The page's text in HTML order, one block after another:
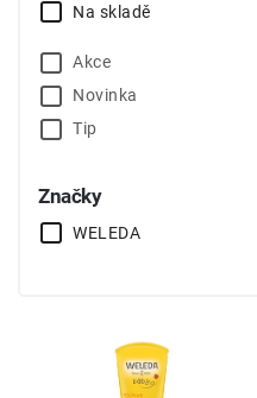
Na skladě
Akce
Novinka
Tip
Značky
WELEDA